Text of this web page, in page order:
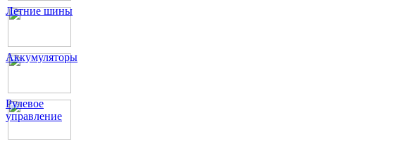
Летние шины
Аккумуляторы
Рулевое
управление